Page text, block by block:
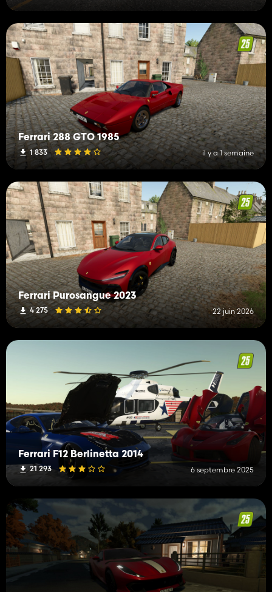
Ferrari 288 GTO 1985
1 833 il y a 1 semaine
Ferrari Purosangue 2023
4 275 22 juin 2026
Ferrari F12 Berlinetta 2014
21 293 6 septembre 2025